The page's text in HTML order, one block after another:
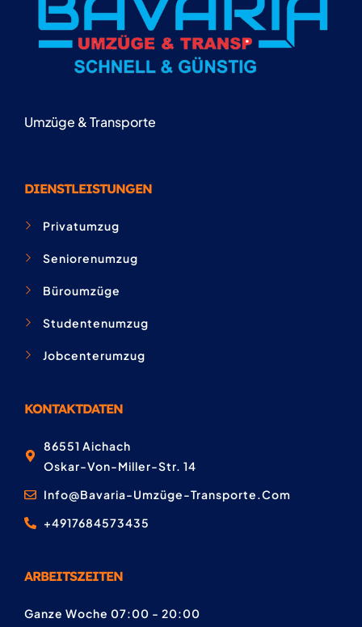
Umzüge & Transporte
DIENSTLEISTUNGEN
Privatumzug
Seniorenumzug
Büroumzüge
Studentenumzug
Jobcenterumzug
KONTAKTDATEN
86551 Aichach
Oskar-Von-Miller-Str. 14
Info@bavaria-Umzüge-Transporte.com
+4917684573435
ARBEITSZEITEN
Ganze Woche 07:00 - 20:00